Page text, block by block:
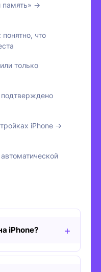
память» →
что
только
iPhone →
iPhone?